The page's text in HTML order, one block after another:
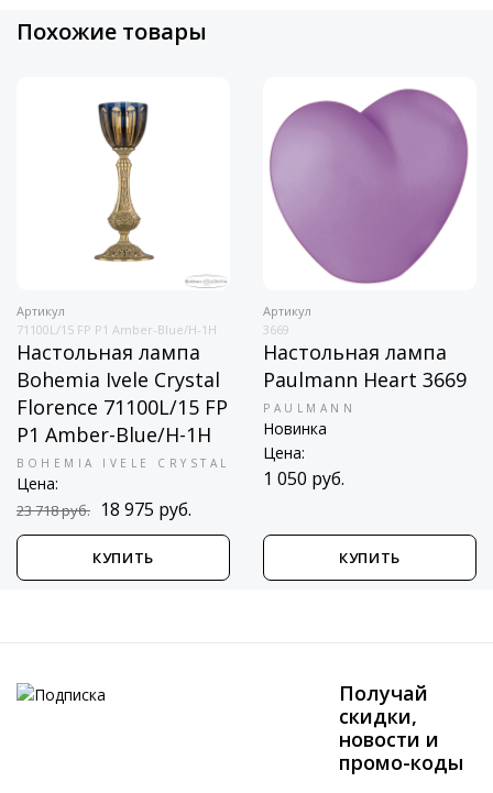
Похожие товары
Артикул
71100L/15 FP P1 Amber-Blue/H-1H
Настольная лампа
Bohemia Ivele Crystal
Florence 71100L/15 FP
P1 Amber-Blue/H-1H
BOHEMIA IVELE CRYSTAL
Цена:
23 718 руб. 18 975 руб.
КУПИТЬ
Артикул
3669
Настольная лампа
Paulmann Heart 3669
PAULMANN
Новинка
Цена:
1 050 руб.
КУПИТЬ
Получай
скидки,
новости и
промо-коды